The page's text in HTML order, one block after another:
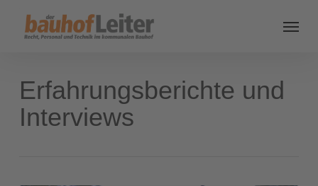
Erfahrungsberichte und
Interviews